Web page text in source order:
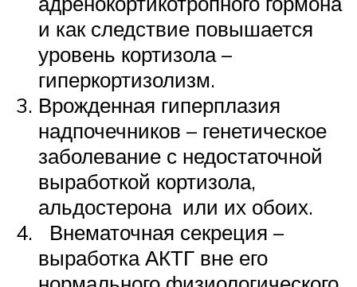
и как следствие повышается
уровень кортизола –
гиперкортизолизм.
Врожденная гиперплазия
надпочечников – генетическое
заболевание с недостаточной
выработкой кортизола,
альдостерона или их обоих.
Внематочная секреция –
выработка АКТГ вне его